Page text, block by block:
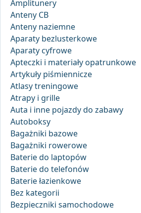
Amplitunery
Anteny CB
Anteny naziemne
Aparaty bezlusterkowe
Aparaty cyfrowe
Apteczki i materiały opatrunkowe
Artykuły piśmiennicze
Atlasy treningowe
Atrapy i grille
Auta i inne pojazdy do zabawy
Autoboksy
Bagażniki bazowe
Bagażniki rowerowe
Baterie do laptopów
Baterie do telefonów
Baterie łazienkowe
Bez kategorii
Bezpieczniki samochodowe